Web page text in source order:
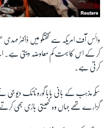
وائس آف امریکہ سے گفتگو میں ڈاکٹر مہدی
کر کے اس کا بہت کم معاوضہ دیتی ہے۔ اب
کرتی ہے۔
سکھ مذہب کے بانی بابا گورونانک دیو جی
گزارے تھے جہاں وہ کھیتی باڑی بھی